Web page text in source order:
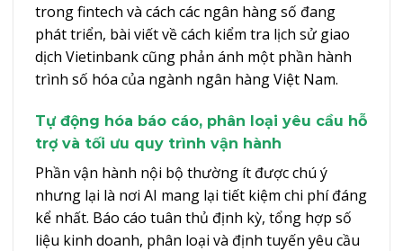
trong fintech và cách các ngân hàng số đang
phát triển, bài viết vềcách kiểm tra lịch sử giao
dịch Vietinbankcũng phản ánh một phần hành
trình số hóa của ngành ngân hàng Việt Nam.
Tự động hóa báo cáo, phân loại yêu cầu hỗ
trợ và tối ưu quy trình vận hành
Phần vận hành nội bộ thường ít được chú ý
nhưng lại là nơi AI mang lại tiết kiệm chi phí đáng
kể nhất. Báo cáo tuân thủ định kỳ, tổng hợp số
liệu kinh doanh, phân loại và định tuyến yêu cầu